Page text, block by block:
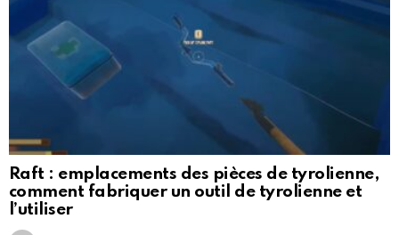
Raft : emplacements des pièces de tyrolienne,
comment fabriquer un outil de tyrolienne et
l’utiliser